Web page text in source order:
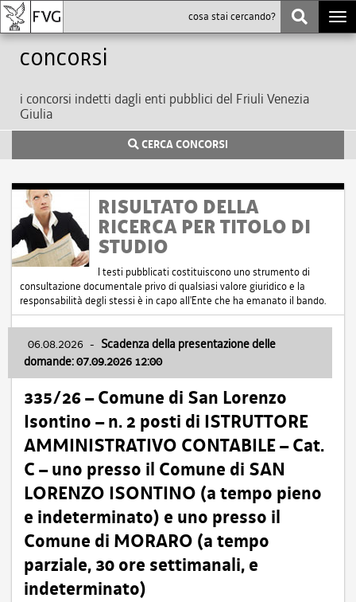
Concorsi
i concorsi indetti dagli enti pubblici del Friuli Venezia
Giulia
CERCA CONCORSI
RISULTATO DELLA
RICERCA PER TITOLO DI
STUDIO
I testi pubblicati costituiscono uno strumento di
consultazione documentale privo di qualsiasi valore giuridico e la
responsabilità degli stessi è in capo all'Ente che ha emanato il bando.
06.08.2026 - Scadenza della presentazione delle
domande: 07.09.2026 12:00
335/26 – Comune di San Lorenzo
Isontino – n. 2 posti di ISTRUTTORE
AMMINISTRATIVO CONTABILE – Cat.
C – uno presso il Comune di SAN
LORENZO ISONTINO (a tempo pieno
e indeterminato) e uno presso il
Comune di MORARO (a tempo
parziale, 30 ore settimanali, e
indeterminato)